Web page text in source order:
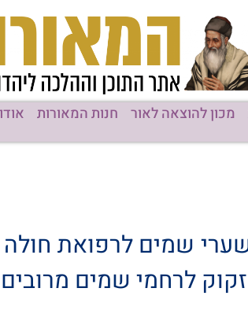
מכון להוצאה לאור חנות המאורות
שמים לרפואת
לרחמי שמים